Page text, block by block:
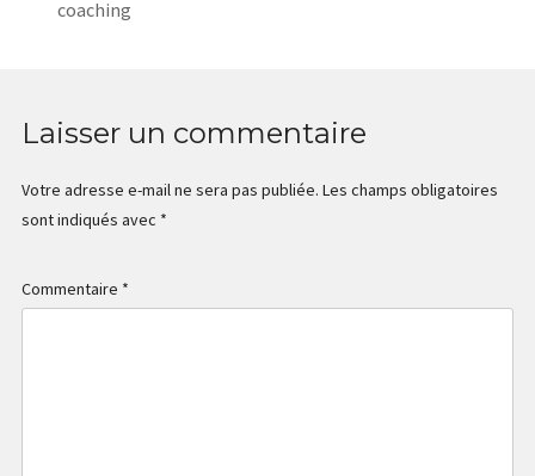
coaching
Laisser un commentaire
Votre adresse e-mail ne sera pas publiée. Les champs obligatoires
sont indiqués avec *
Commentaire *